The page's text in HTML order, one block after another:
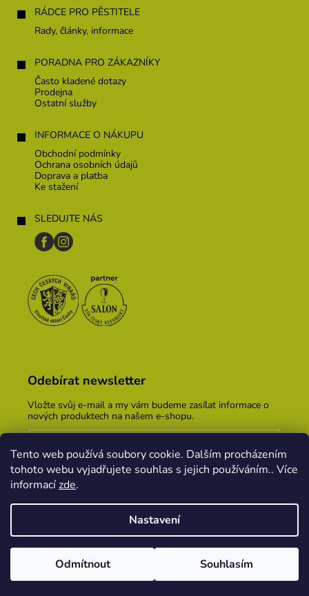
Tento web používá soubory cookie. Dalším procházením
tohoto webu vyjadřujete souhlas s jejich používáním.. Více
informacízde.
Nastavení
Odmítnout Souhlasím
RÁDCE PRO PĚSTITELE
Rady, články, informace
PORADNA PRO ZÁKAZNÍKY
Často kladené dotazy
Prodejna
Ostatní služby
INFORMACE O NÁKUPU
Obchodní podmínky
Ochrana osobních údajů
Doprava a platba
Ke stažení
SLEDUJTE NÁS
Odebírat newsletter
Vložte svůj e-mail a my vám budeme zasílat informace o
nových produktech na našem e-shopu.
Vložením e-mailu souhlasíte spodmínkami ochrany
osobních údajů
PŘIHLÁSIT SE
Vytvořil Shoptet
PekneWeby
práva vyhrazena.